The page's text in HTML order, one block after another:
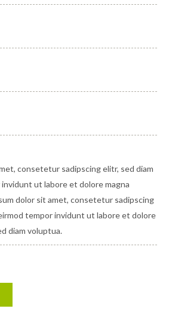
consetetur sadipscing elitr, sed diam
ut labore et dolore magna
dolor sit amet, consetetur sadipscing
tempor invidunt ut labore et dolore
diam voluptua.